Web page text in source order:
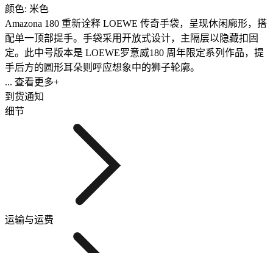
颜色: 米色
Amazona 180 重新诠释 LOEWE 传奇手袋，呈现休闲廓形，搭
配单一顶部提手。手袋采用开放式设计，主隔层以隐藏扣固
定。此中号版本是 LOEWE罗意威180 周年限定系列作品，提
手后方的圆形耳朵则呼应想象中的狮子轮廓。
... 查看更多+
到货通知
细节
运输与运费